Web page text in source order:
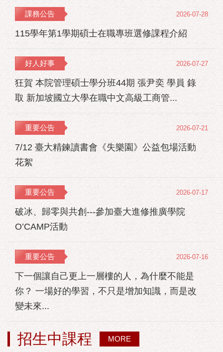
謝郭佳瑋院長、PMBA孔令傑主任及PMBM何佳安主任蒞臨現
場，給予115 級新生勉勵與祝福；PMLBA謝煜偉主任雖人在國
外進修，也特別捎來祝福，為即將...
課務公告
115學年第1學期碩士在職專班選修課程介紹
2026-07-28
好人好事
狂賀 本院管理碩士學分班44期 張尹奕 學員 錄
取 新加坡國立大學在職中文高級工商管...
2026-07-27
重要公告
7/12 臺大精鍊讀書會《失樂園》公益包場活動
花絮
2026-07-21
重要公告
破冰、歸零與共創---參加臺大進修推廣學院
O’CAMP活動
2026-07-17
重要公告
下一個讓自己更上一層樓的人，為什麼不能是
你？ 一場好的學習，不只是增加知識，而是改
變未來...
2026-07-16
招生中課程 MORE